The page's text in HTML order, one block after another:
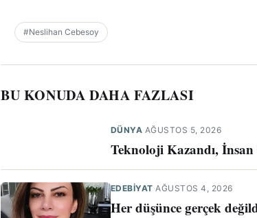
#Neslihan Cebesoy
BU KONUDA DAHA FAZLASI
DÜNYA·AĞUSTOS 5, 2026
Teknoloji Kazandı,
EDEBİYAT·AĞUSTOS 4, 2026
Her düşünce gerçek